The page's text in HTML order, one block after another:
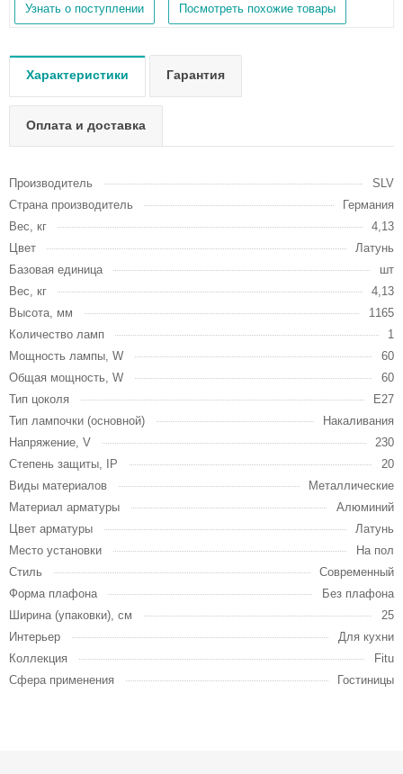
Узнать о поступлении Посмотреть похожие товары
Характеристики Гарантия
Оплата и доставка
Производитель
SLV
Страна производитель
Германия
Вес, кг
4,13
Цвет
Латунь
Базовая единица
шт
Вес, кг
4,13
Высота, мм
1165
Количество ламп
1
Мощность лампы, W
60
Общая мощность, W
60
Тип цоколя
E27
Тип лампочки (основной)
Накаливания
Напряжение, V
230
Степень защиты, IP
20
Виды материалов
Металлические
Материал арматуры
Алюминий
Цвет арматуры
Латунь
Место установки
На пол
Стиль
Современный
Форма плафона
Без плафона
Ширина (упаковки), см
25
Интерьер
Для кухни
Коллекция
Fitu
Сфера применения
Гостиницы